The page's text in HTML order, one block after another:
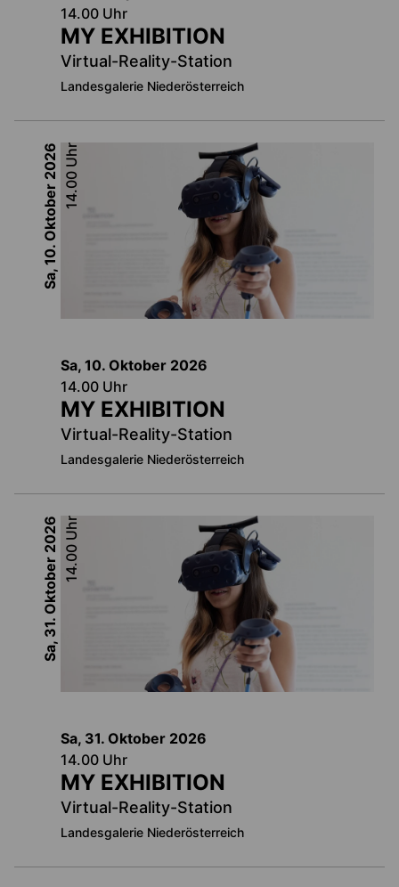
14.00 Uhr
MY EXHIBITION
Virtual-Reality-Station
Landesgalerie Niederösterreich
Sa, 10. Oktober
2026
14.00
Uhr
Sa, 10. Oktober 2026
14.00 Uhr
MY EXHIBITION
Virtual-Reality-Station
Landesgalerie Niederösterreich
Sa, 31. Oktober
2026
14.00
Uhr
Sa, 31. Oktober 2026
14.00 Uhr
MY EXHIBITION
Virtual-Reality-Station
Landesgalerie Niederösterreich